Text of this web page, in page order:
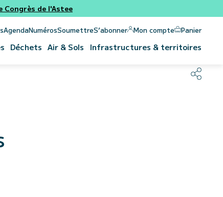
Congrès de l'Astee
AgendaNumérosSoumettreS’abonner Mon compte Panier
Déchets Air & Sols Infrastructures & territoires